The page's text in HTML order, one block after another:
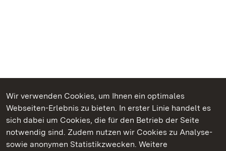
Wir verwenden Cookies, um Ihnen ein optimales
Webseiten-Erlebnis zu bieten. In erster Linie handelt es
sich dabei um Cookies, die für den Betrieb der Seite
notwendig sind. Zudem nutzen wir Cookies zu Analyse-
sowie anonymen Statistikzwecken. Weitere
Kommen. Staunen. Genießen.